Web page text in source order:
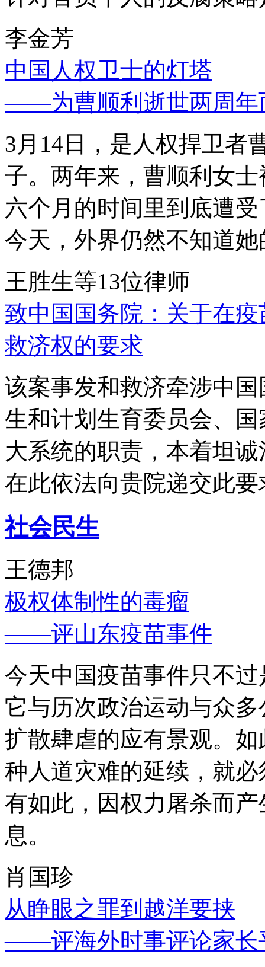
李金芳
中国人权卫士的灯塔
——为曹顺利逝世两周年
3月14日，是人权捍卫者
子。两年来，曹顺利女
六个月的时间里到底遭
今天，外界仍然不知道
王胜生等13位律师
致中国国务院：关于在
救济权的要求
该案事发和救济牵涉中
生和计划生育委员会、
大系统的职责，本着坦
在此依法向贵院递交此要
社会民生
王德邦
极权体制性的毒瘤
——评山东疫苗事件
今天中国疫苗事件只不
它与历次政治运动与众
扩散肆虐的应有景观。
种人道灾难的延续，就
有如此，因权力屠杀而
息。
肖国珍
从睁眼之罪到越洋要挟
——评海外时事评论家长